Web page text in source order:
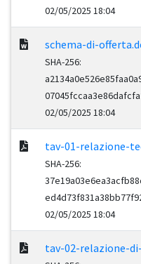
02/05/2025 18:04
schema-di-
SHA-256:
02/05/2025 18:04
tav-01-relazione-
SHA-256:
02/05/2025 18:04
tav-02-relazione-